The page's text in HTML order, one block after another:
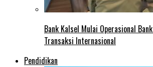
Bank Kalsel Mulai Operasional
Transaksi Internasional
Pendidikan